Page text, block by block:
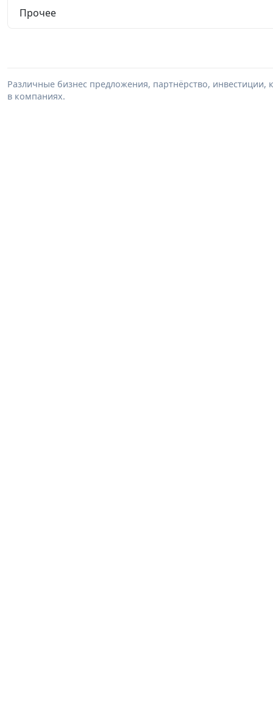
Прочее
Различные бизнес предложения, партнёрство,
в компаниях.